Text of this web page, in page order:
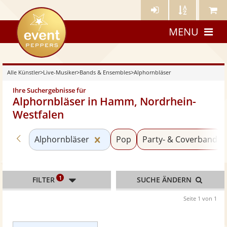
Künstler- Künstler Meine
eventpeppers
MENU
Alle Künstler>Live-Musiker>Bands & Ensembles>Alphornbläser
Ihre Suchergebnisse für
Alphornbläser in Hamm, Nordrhein-
Westfalen
Zurück zu «Bands & Ensembles»
Alphornbläser Kategorie «Alphornbläser»
Pop Party- & Coverband
FILTER 1 SUCHE ÄNDERN
Seite 1 von 1